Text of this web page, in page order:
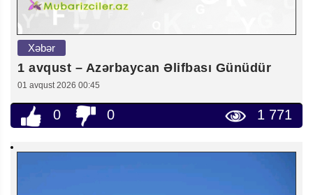
Xəbər
1 avqust – Azərbaycan Əlifbası Günüdür
01 avqust 2026 00:45
0 0 1 771